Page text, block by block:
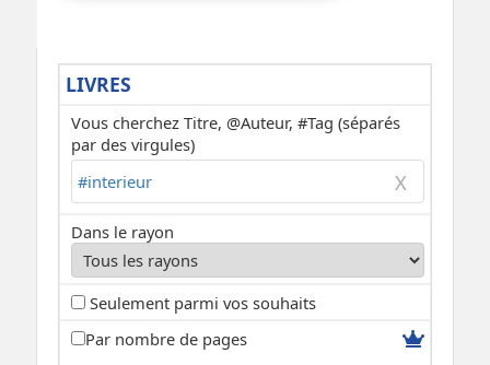
LIVRES
Vous cherchez Titre, @Auteur, #Tag (séparés
par des virgules)
Dans le rayon
Seulement parmi vos souhaits
Par nombre de pages